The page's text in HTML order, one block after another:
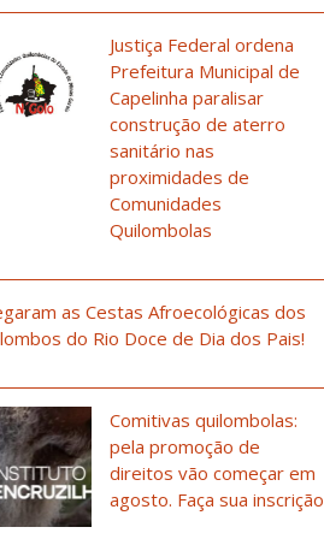
Justiça Federal ordena
Prefeitura Municipal de
Capelinha paralisar
construção de aterro
sanitário nas
proximidades de
Comunidades
Quilombolas
as Cestas Afroecológicas dos
do Rio Doce de Dia dos Pais!
Comitivas quilombolas:
pela promoção de
direitos vão começar em
agosto. Faça sua inscrição